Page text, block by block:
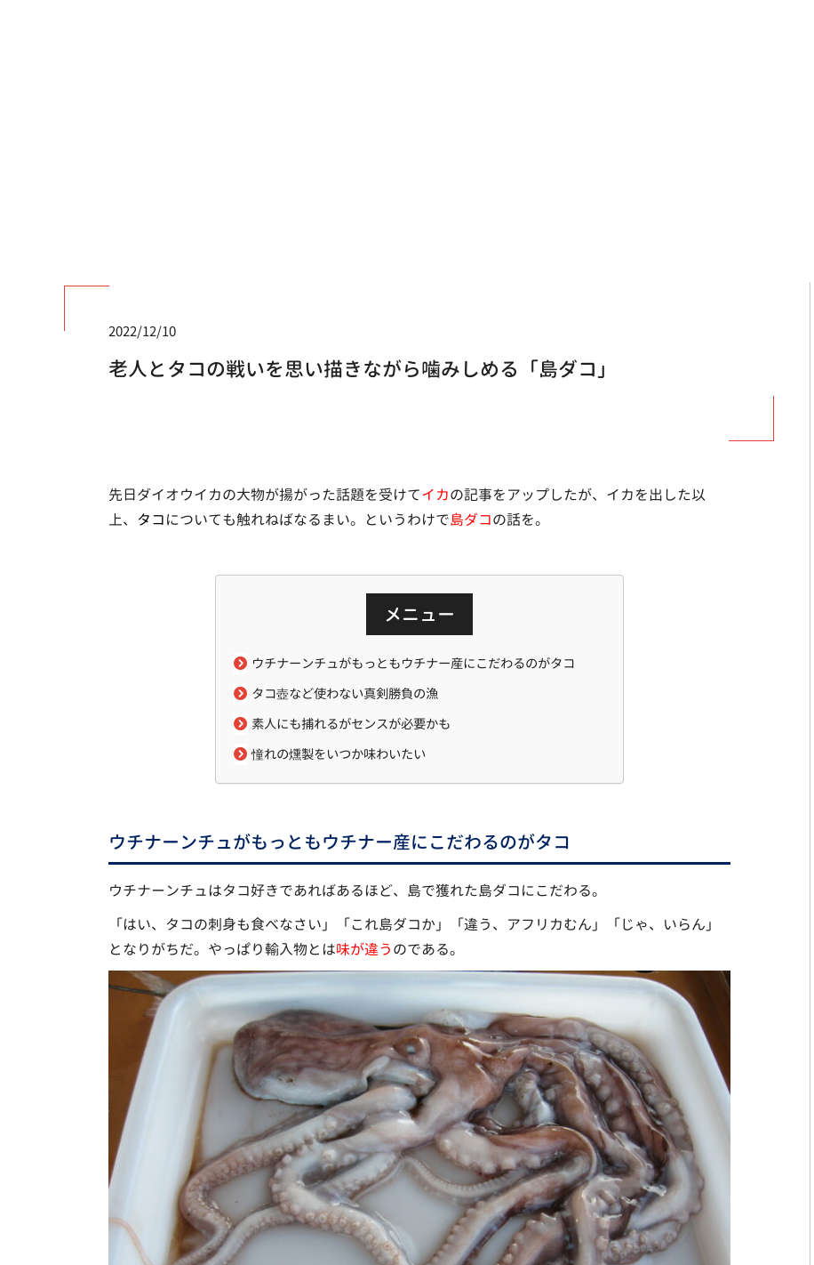
2022/12/10
老人とタコの戦いを思い描きながら噛みしめる「島ダコ」
先日ダイオウイカの大物が揚がった話題を受けてイカの記事をアップしたが、イカを出した以
上、 タコについても触れねばなるまい。というわけで島ダコの話を。
メニュー
ウチナーンチュがもっともウチナー産にこだわるのがタコ
タコ壺など使わない真剣勝負の漁
素人にも捕れるがセンスが必要かも
憧れの燻製をいつか味わいたい
ウチナーンチュがもっともウチナー産にこだわるのがタコ
ウチナーンチュはタコ好きであればあるほど、島で獲れた島ダコにこだわる。
「はい、タコの刺身も食べなさい」「これ島ダコか」「違う、アフリカむん」「じゃ、いらん」
となりがちだ。やっぱり輸入物とは味が違うのである。